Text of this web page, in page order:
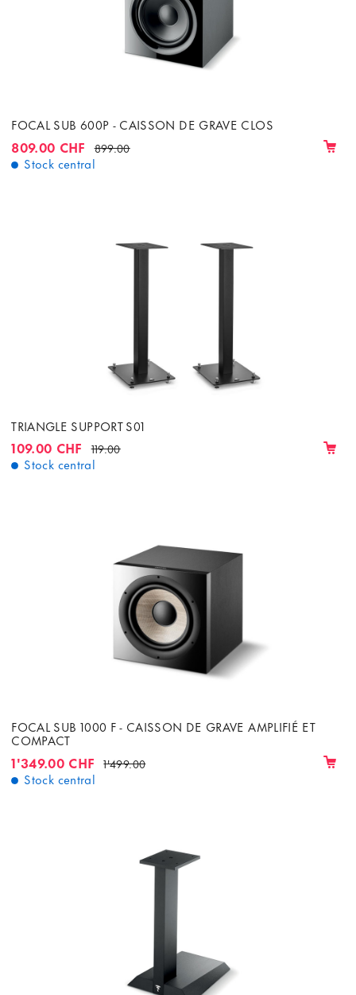
FOCAL SUB 600P - CAISSON DE GRAVE CLOS
809.00 CHF 899.00
Stock central
TRIANGLE SUPPORT S01
109.00 CHF 119.00
Stock central
FOCAL SUB 1000 F - CAISSON DE GRAVE AMPLIFIÉ ET
COMPACT
1'349.00 CHF 1'499.00
Stock central